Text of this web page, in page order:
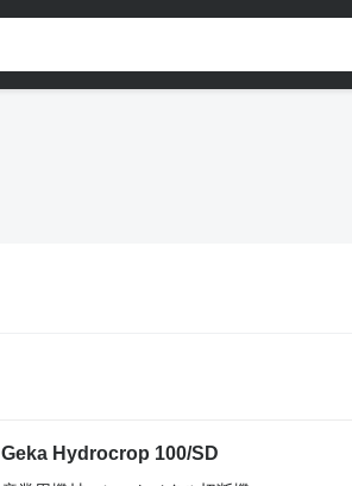
Geka Hydrocrop 100/SD